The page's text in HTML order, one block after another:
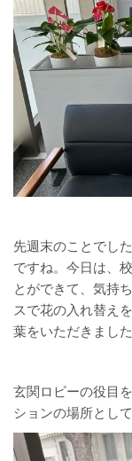
先週末のことでし
ですね。今日は、
とができて、気持
スで花の入れ替え
葉をいただきました
玄関ロビーの役目
ションの場所とし